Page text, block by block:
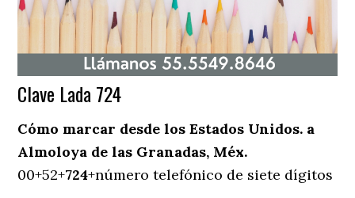
Clave Lada 724
Cómo marcar desde los Estados Unidos. a
Almoloya de las Granadas, Méx.
00+52+724+número telefónico de siete dígitos